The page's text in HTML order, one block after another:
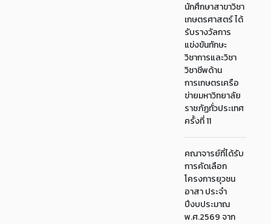
นักศึกษาสาขาวิชา
เกษตรศาสตร์ ได้
รับรางวัลการ
แข่งขันทักษะ
วิชาการและวิชา
วิชาชีพด้าน
การเกษตรเครือ
ข่ายมหาวิทยาลัย
ราชภัฏทั่วประเทศ
ครั้งที่ 11
คณาจารย์ที่ได้รับ
การคัดเลือก
โครงการยุวชน
อาสา ประจำ
ปีงบประมาณ
พ.ศ.2569 จาก